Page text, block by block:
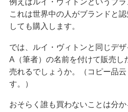
例えばルイ・ヴィトンというブラ
これは世界中の人がブランドと
しても購入します。
では、ルイ・ヴィトンと同じデ
A（筆者）の名前を付けて販売し
売れるでしょうか。（コピー品
す。）
おそらく誰も買わないことは分か